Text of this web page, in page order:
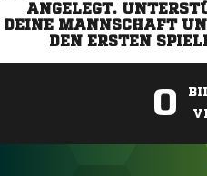
ANGELEGT.
DEINE MANNSCHAFT
DEN ERSTEN
0